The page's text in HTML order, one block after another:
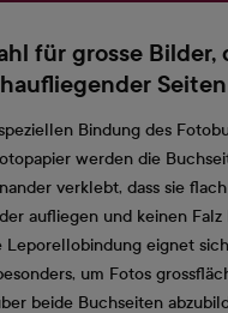
für grosse Bilder,
Seiten
Bindung des
werden die
verklebt, dass sie flach
aufliegen und keinen Falz
Leporellobindung eignet
um Fotos
beide Buchseiten